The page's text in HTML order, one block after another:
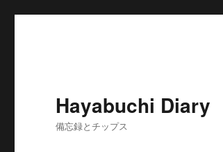
Hayabuchi Diary
備忘録とチップス